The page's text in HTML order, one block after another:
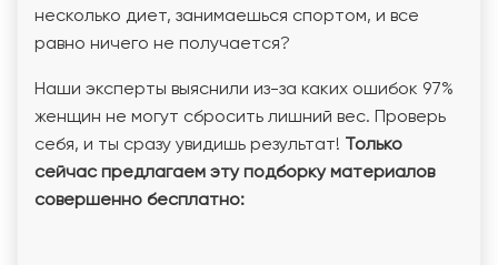
несколько диет, занимаешься спортом, и все
равно ничего не получается?
Наши эксперты выяснили из-за каких ошибок 97%
женщин не могут сбросить лишний вес. Проверь
себя, и ты сразу увидишь результат! Только
сейчас предлагаем эту подборку материалов
совершенно бесплатно: